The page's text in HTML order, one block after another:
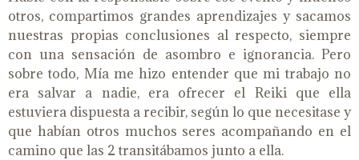
otros, compartimos grandes aprendizajes y sacamos
nuestras propias conclusiones al respecto, siempre
con una sensación de asombro e ignorancia. Pero
sobre todo, Mía me hizo entender que mi trabajo no
era salvar a nadie, era ofrecer el Reiki que ella
estuviera dispuesta a recibir, según lo que necesitase y
que habían otros muchos seres acompañando en el
camino que las 2 transitábamos junto a ella.